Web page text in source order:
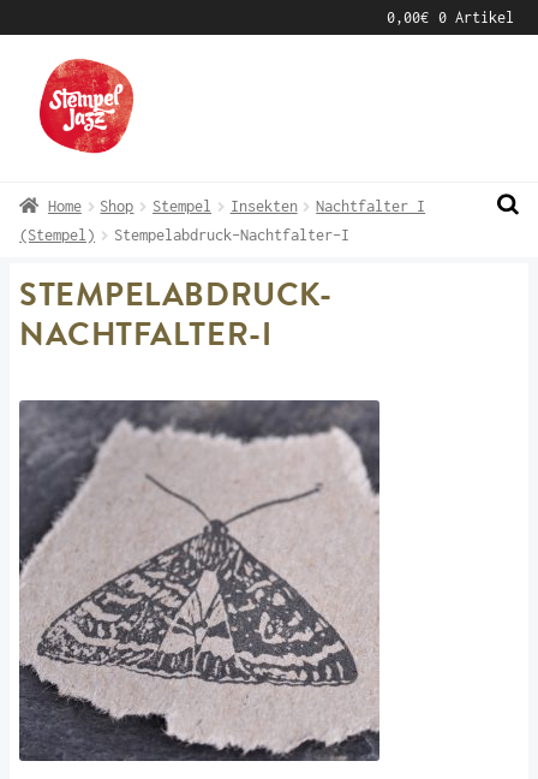
0,00€ 0 Artikel
Navigation
springen
Inhalt
springen
Home Shop Stempel Insekten
Nachtfalter I
(Stempel)
Stempelabdruck-Nachtfalter-I
STEMPELABDRUCK-
NACHTFALTER-I